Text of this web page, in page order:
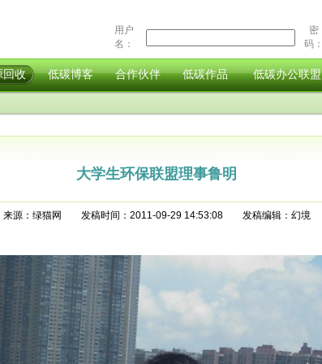
用户
名：
密
码：
回收 低碳博客 合作伙伴 低碳作品 低碳办公联盟
大学生环保联盟理事鲁明
来源：绿猫网 发稿时间：2011-09-29 14:53:08 发稿编辑：幻境